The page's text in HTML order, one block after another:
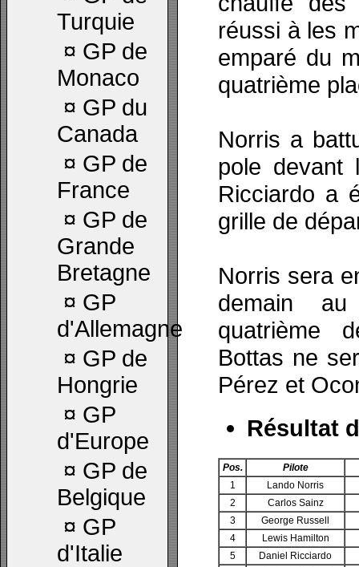
Turquie
¤ GP de
Monaco
¤ GP du
Canada
¤ GP de
France
¤ GP de
Grande
Bretagne
¤ GP
d'Allemagne
¤ GP de
Hongrie
¤ GP
d'Europe
¤ GP de
Belgique
¤ GP
d'Italie
réussi à les
emparé du
quatrième
Norris a
pole devant
Ricciardo a
grille de
Norris sera
demain
quatrième
Bottas ne
Pérez et
Résultat
Pos.
Pilote
1
Lando Norris
2
Carlos Sainz
3
George Russell
4
Lewis Hamilton
5
Daniel Ricciardo